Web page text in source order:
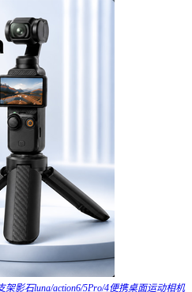
架影石luna/action6/5Pro/4便携桌面运动相机